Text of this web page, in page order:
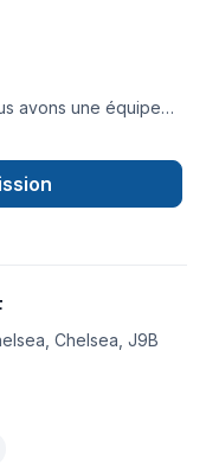
avons une équipe
toiture, peinture,
Chelsea, J9B